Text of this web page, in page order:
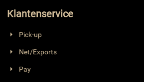
Klantenservice
Pick-up
Net/Exports
Pay